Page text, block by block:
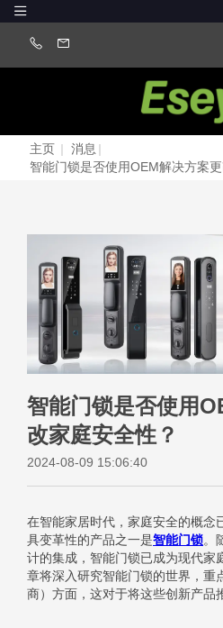
主页 | 消息 |
智能门锁是否使用OEM解决方案
智能门锁是否使用
改家庭安全性？
2024-08-09 15:06:40